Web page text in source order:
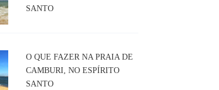
SANTO
O QUE FAZER NA PRAIA DE
CAMBURI, NO ESPÍRITO
SANTO